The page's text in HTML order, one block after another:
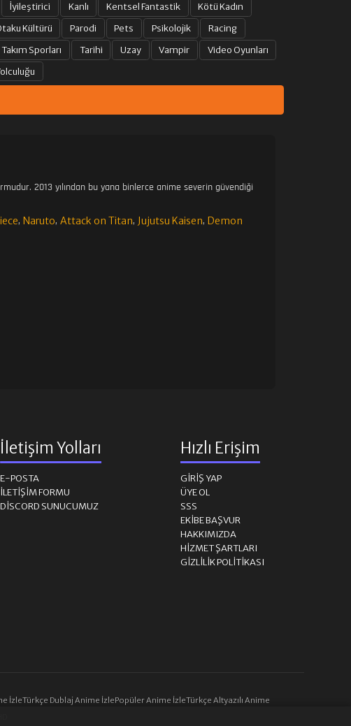
İyileştirici Kanlı Kentsel Fantastik
Kötü Kadın
Kültürü Parodi Pets Psikolojik
Racing
Takım Sporları Tarihi Uzay Vampir
Video Oyunları
2013 yılından bu yana binlerce anime severin güvendiği
, Naruto, Attack on Titan, Jujutsu Kaisen, Demon
İletişim Yolları
E-POSTA
İLETIŞIM FORMU
DISCORD SUNUCUMUZ
Hızlı Erişim
GIRIŞ YAP
ÜYE OL
SSS
EKIBE BAŞVUR
HAKKIMIZDA
HIZMET ŞARTLARI
GIZLILIK POLITIKASI
İzleTürkçe Dublaj Anime İzlePopüler Anime İzleTürkçe Altyazılı Anime